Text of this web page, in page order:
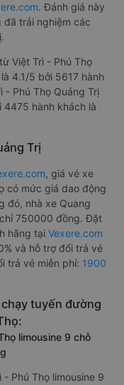
. Đánh giá này
trải nghiệm các
Việt Trì - Phú Thọ
4.1/5 bởi 5617 hành
- Phú Thọ Quảng Trị
hành khách là
Trị
, giá vé xe
có mức giá dao động
đó, nhà xe Quang
750000 đồng. Đặt
hãng tại Vexere.com
và hỗ trợ đổi trả vé
trả vé miễn phí: 1900
tuyến đường
limousine 9 chỗ
Phú Thọ limousine 9